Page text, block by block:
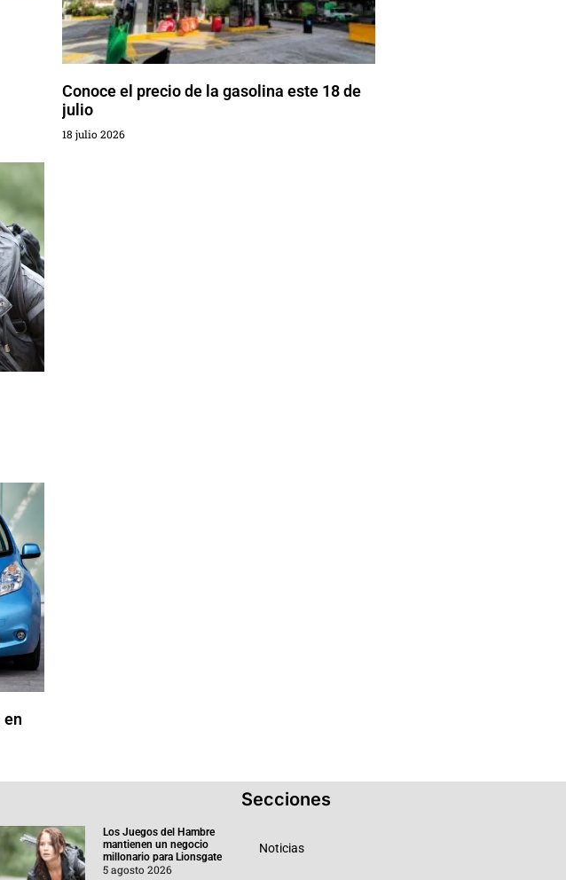
en
Conoce el precio de la gasolina este 18 de
julio
18 julio 2026
Los Juegos del Hambre
mantienen un negocio
millonario para Lionsgate
5 agosto 2026
Secciones
Noticias